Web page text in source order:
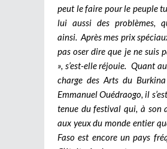
peut le faire pour le peuple
lui aussi des problèmes,
ainsi. Après mes prix
pas oser dire que je ne suis
», s’est-elle réjouie. Quant
charge des Arts du
Emmanuel Ouédraogo, il
tenue du festival qui, à son
aux yeux du monde entier
Faso est encore un pays